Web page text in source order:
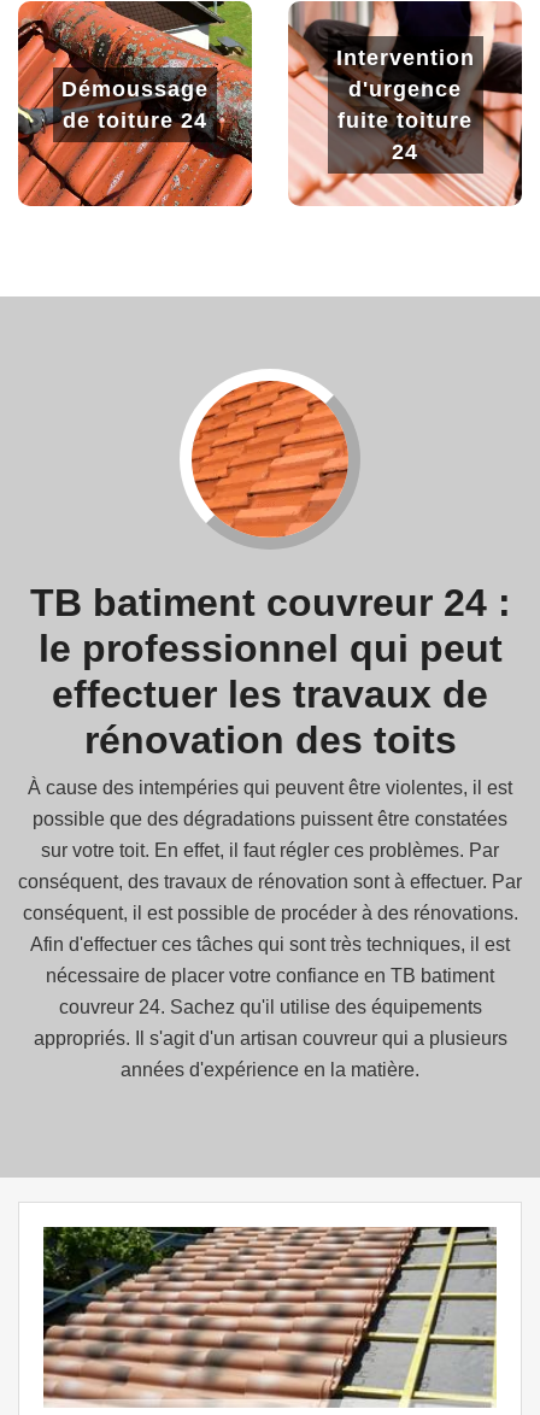
Démoussage
de toiture 24
Intervention
d'urgence
fuite toiture
24
TB batiment couvreur 24 :
le professionnel qui peut
effectuer les travaux de
rénovation des toits
À cause des intempéries qui peuvent être violentes, il est
possible que des dégradations puissent être constatées
sur votre toit. En effet, il faut régler ces problèmes. Par
conséquent, des travaux de rénovation sont à effectuer. Par
conséquent, il est possible de procéder à des rénovations.
Afin d'effectuer ces tâches qui sont très techniques, il est
nécessaire de placer votre confiance en TB batiment
couvreur 24. Sachez qu'il utilise des équipements
appropriés. Il s'agit d'un artisan couvreur qui a plusieurs
années d'expérience en la matière.